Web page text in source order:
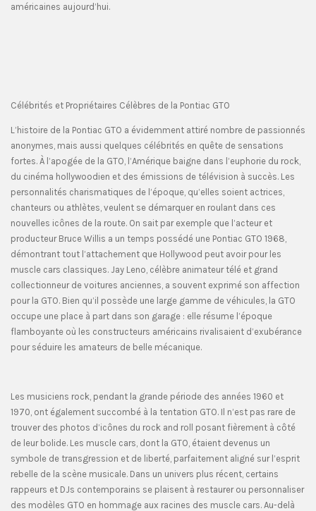
américaines aujourd’hui.
Célébrités et Propriétaires Célèbres de la Pontiac GTO
L’histoire de la Pontiac GTO a évidemment attiré nombre de passionnés
anonymes, mais aussi quelques célébrités en quête de sensations
fortes. À l’apogée de la GTO, l’Amérique baigne dans l’euphorie du rock,
du cinéma hollywoodien et des émissions de télévision à succès. Les
personnalités charismatiques de l’époque, qu’elles soient actrices,
chanteurs ou athlètes, veulent se démarquer en roulant dans ces
nouvelles icônes de la route. On sait par exemple que l’acteur et
producteur Bruce Willis a un temps possédé une Pontiac GTO 1968,
démontrant tout l’attachement que Hollywood peut avoir pour les
muscle cars classiques. Jay Leno, célèbre animateur télé et grand
collectionneur de voitures anciennes, a souvent exprimé son affection
pour la GTO. Bien qu’il possède une large gamme de véhicules, la GTO
occupe une place à part dans son garage : elle résume l’époque
flamboyante où les constructeurs américains rivalisaient d’exubérance
pour séduire les amateurs de belle mécanique.
Les musiciens rock, pendant la grande période des années 1960 et
1970, ont également succombé à la tentation GTO. Il n’est pas rare de
trouver des photos d’icônes du rock and roll posant fièrement à côté
de leur bolide. Les muscle cars, dont la GTO, étaient devenus un
symbole de transgression et de liberté, parfaitement aligné sur l’esprit
rebelle de la scène musicale. Dans un univers plus récent, certains
rappeurs et DJs contemporains se plaisent à restaurer ou personnaliser
des modèles GTO en hommage aux racines des muscle cars. Au-delà